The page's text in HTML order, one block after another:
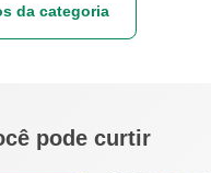
da categoria
pode curtir